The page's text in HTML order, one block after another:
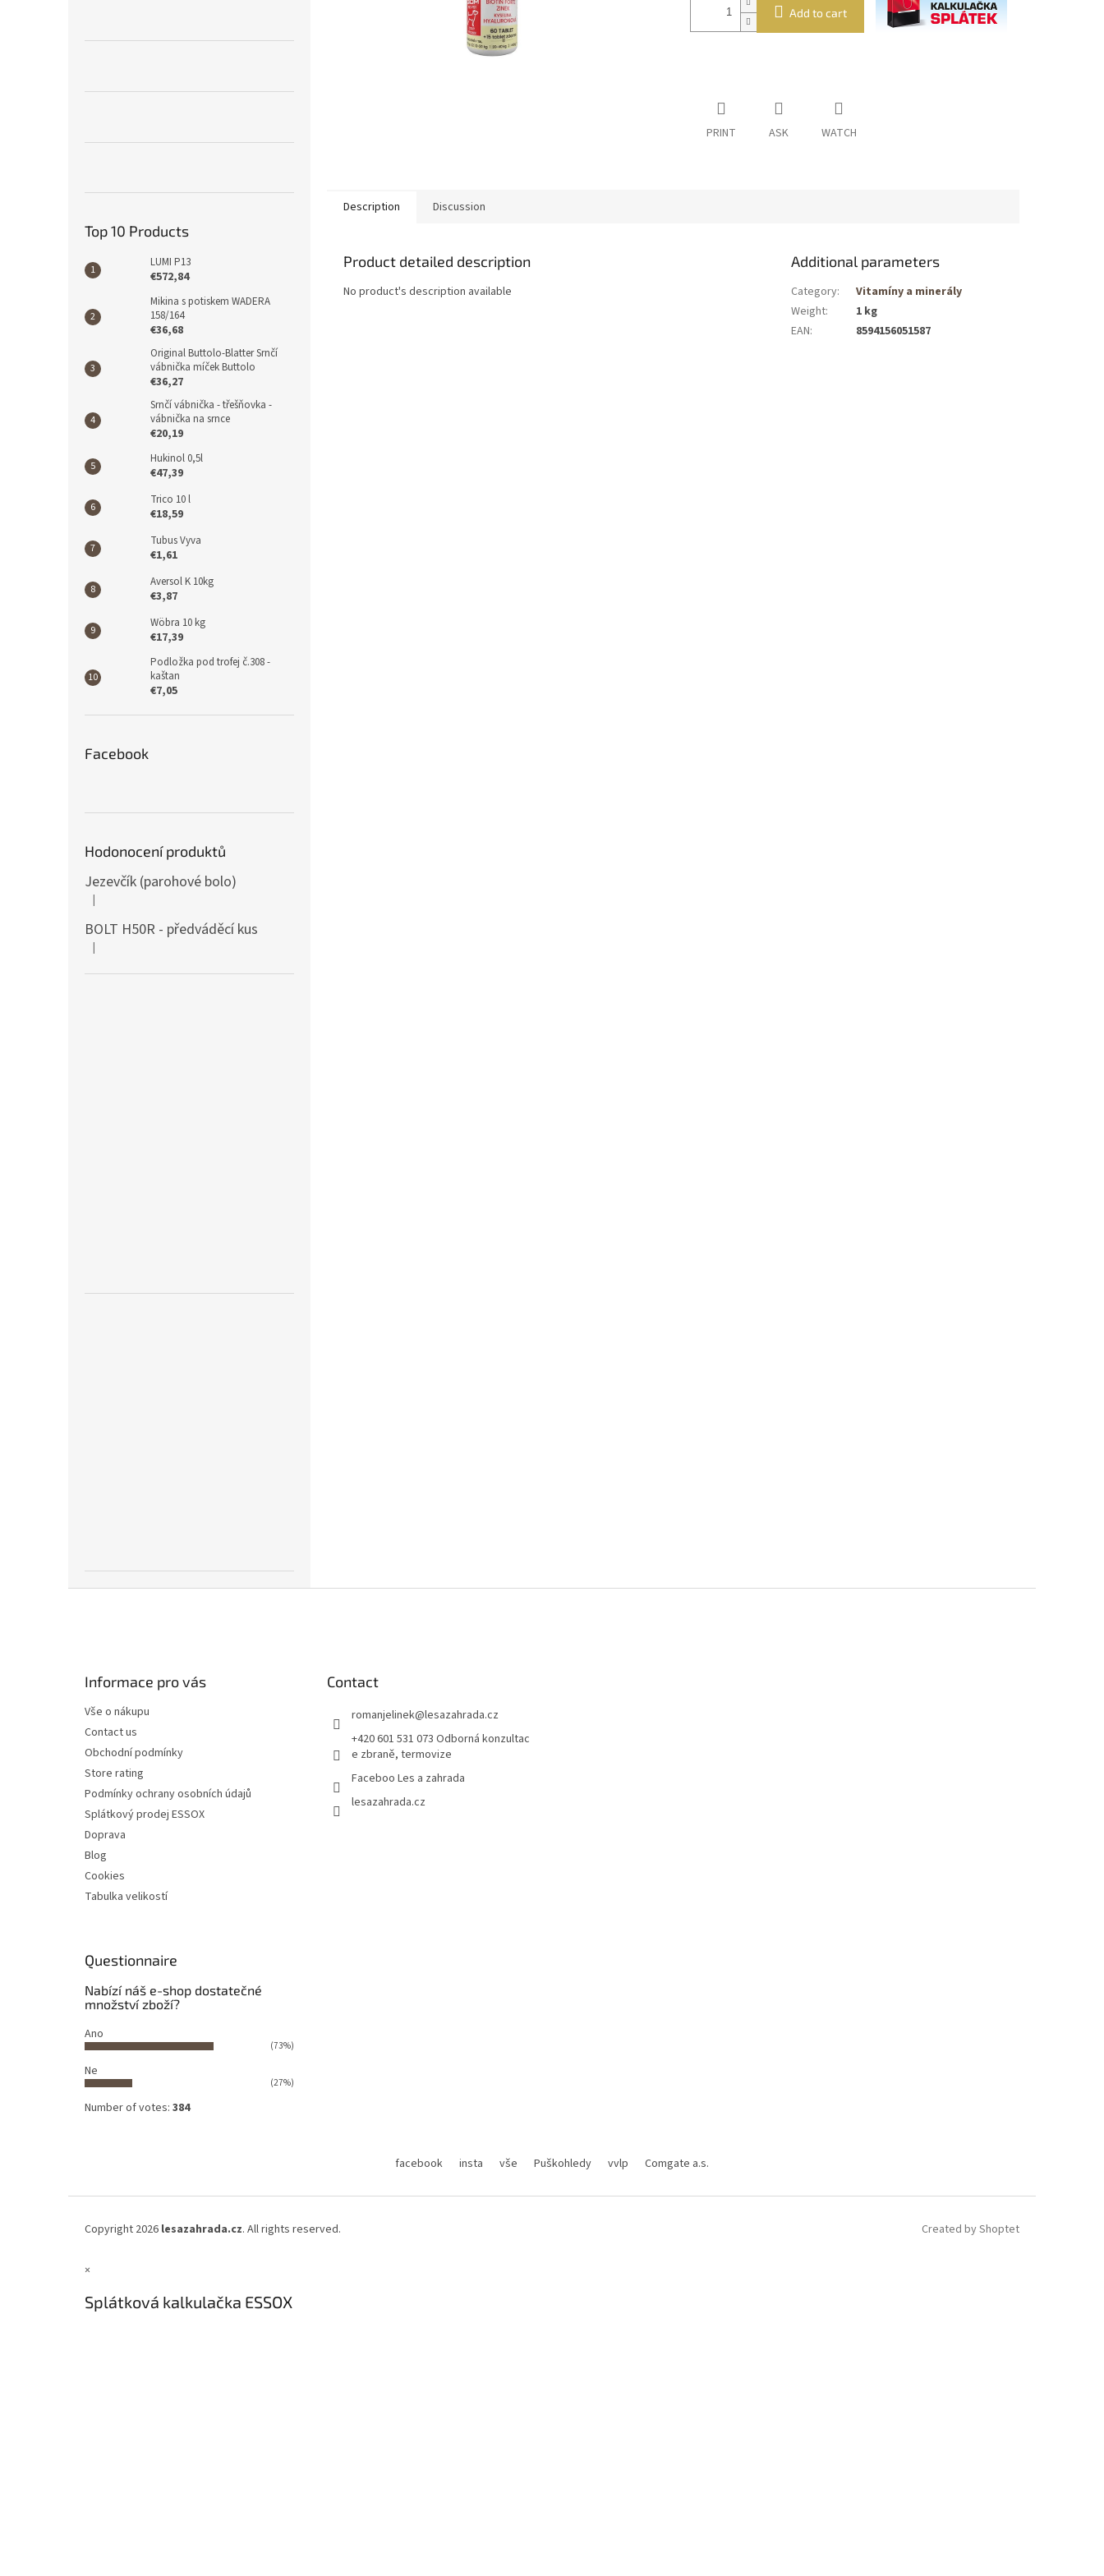
Top 10 Products
LUMI P13
€572,84
Mikina s potiskem WADERA
158/164
€36,68
Original Buttolo-Blatter Srnčí
vábnička míček Buttolo
€36,27
Srnčí vábnička - třešňovka -
vábnička na srnce
€20,19
Hukinol 0,5l
€47,39
Trico 10 l
€18,59
Tubus Vyva
€1,61
Aversol K 10kg
€3,87
Wöbra 10 kg
€17,39
Podložka pod trofej č.308 -
kaštan
€7,05
Facebook
Hodonocení produktů
Jezevčík (parohové bolo)
The product rating is 5 out of 5 stars.
|
BOLT H50R - předváděcí kus
The product rating is 5 out of 5 stars.
|
Add to cart
PRINT ASK WATCH
Description Discussion
Product detailed description
No product's description available
Additional parameters
Category:
Vitamíny a minerály
Weight:
1 kg
EAN: 8594156051587
Informace pro vás
Vše o nákupu
Contact us
Obchodní podmínky
Store rating
Podmínky ochrany osobních údajů
Splátkový prodej ESSOX
Doprava
Blog
Cookies
Tabulka velikostí
Contact
romanjelinek@lesazahrada.cz
+420 601 531 073 Odborná konzultac
e zbraně, termovize
Faceboo Les a zahrada
lesazahrada.cz
Questionnaire
Nabízí náš e-shop dostatečné
množství zboží?
Ano
(73%)
Ne
(27%)
Number of votes: 384
facebook insta vše Puškohledy vvlp Comgate a.s.
Created by Shoptet
Copyright 2026 lesazahrada.cz. All rights reserved.
×
Splátková kalkulačka ESSOX